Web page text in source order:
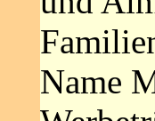
Name